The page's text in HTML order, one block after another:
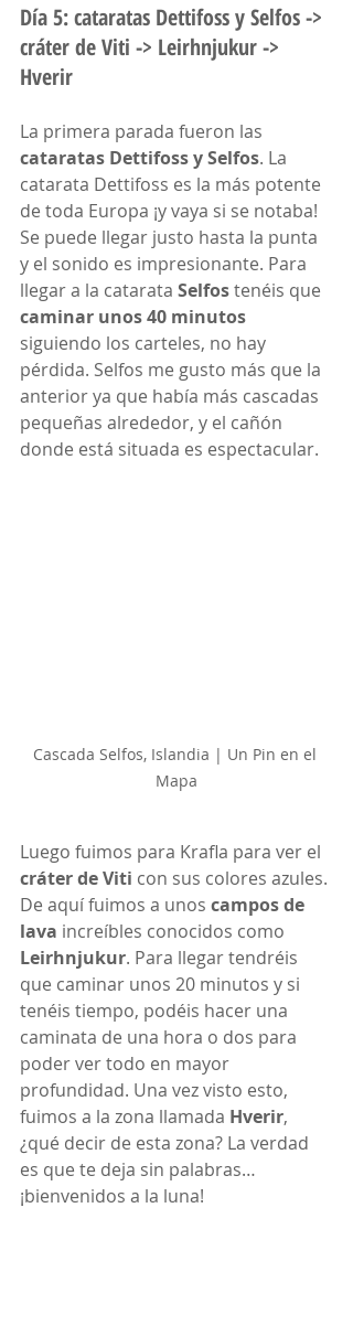
Día 5: cataratas Dettifoss y Selfos ->
cráter de Viti -> Leirhnjukur ->
Hverir
La primera parada fueron las
cataratas Dettifoss y Selfos. La
catarata Dettifoss es la más potente
de toda Europa ¡y vaya si se notaba!
Se puede llegar justo hasta la punta
y el sonido es impresionante. Para
llegar a la catarata Selfos tenéis que
caminar unos 40 minutos
siguiendo los carteles, no hay
pérdida. Selfos me gusto más que la
anterior ya que había más cascadas
pequeñas alrededor, y el cañón
donde está situada es espectacular.
Cascada Selfos, Islandia | Un Pin en el
Mapa
Luego fuimos para Krafla para ver el
cráter de Viti con sus colores azules.
De aquí fuimos a unos campos de
lava increíbles conocidos como
Leirhnjukur. Para llegar tendréis
que caminar unos 20 minutos y si
tenéis tiempo, podéis hacer una
caminata de una hora o dos para
poder ver todo en mayor
profundidad. Una vez visto esto,
fuimos a la zona llamada Hverir,
¿qué decir de esta zona? La verdad
es que te deja sin palabras…
¡bienvenidos a la luna!